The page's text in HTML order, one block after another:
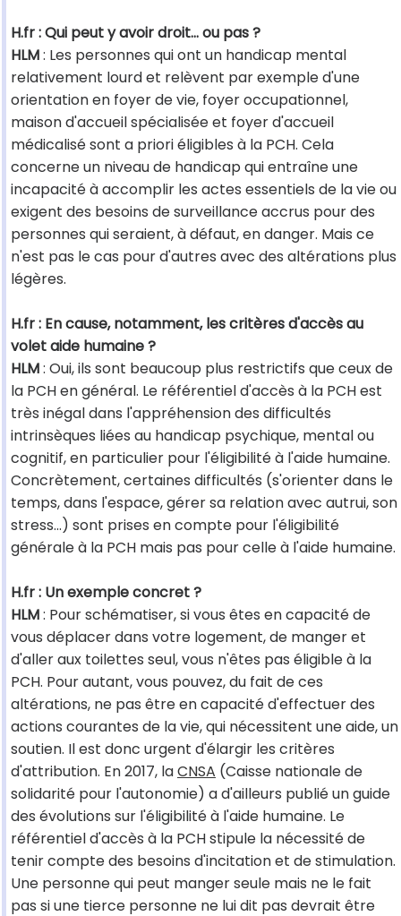
H.fr : Qui peut y avoir droit… ou pas ?
HLM: Les personnes qui ont un handicap mental
relativement lourd et relèvent par exemple d'une
orientation en foyer de vie, foyer occupationnel,
maison d'accueil spécialisée et foyer d'accueil
médicalisé sont a priori éligibles à la PCH. Cela
concerne un niveau de handicap qui entraîne une
incapacité à accomplir les actes essentiels de la vie ou
exigent des besoins de surveillance accrus pour des
personnes qui seraient, à défaut, en danger. Mais ce
n'est pas le cas pour d'autres avec des altérations plus
légères.
H.fr : En cause, notamment, les critères d'accès au
volet aide humaine ?
HLM: Oui, ils sont beaucoup plus restrictifs que ceux de
la PCH en général. Le référentiel d'accès à la PCH est
très inégal dans l'appréhension des difficultés
intrinsèques liées au handicap psychique, mental ou
cognitif, en particulier pour l'éligibilité à l'aide humaine.
Concrètement, certaines difficultés (s'orienter dans le
temps, dans l'espace, gérer sa relation avec autrui, son
stress...) sont prises en compte pour l'éligibilité
générale à la PCH mais pas pour celle à l'aide humaine.
H.fr : Un exemple concret ?
HLM: Pour schématiser, si vous êtes en capacité de
vous déplacer dans votre logement, de manger et
d'aller aux toilettes seul, vous n'êtes pas éligible à la
PCH. Pour autant, vous pouvez, du fait de ces
altérations, ne pas être en capacité d'effectuer des
actions courantes de la vie, qui nécessitent une aide, un
soutien. Il est donc urgent d'élargir les critères
d'attribution. En 2017, laCNSA (Caisse nationale de
solidarité pour l'autonomie) a d'ailleurs publié un guide
des évolutions sur l'éligibilité à l'aide humaine. Le
référentiel d'accès à la PCH stipule la nécessité de
tenir compte des besoins d'incitation et de stimulation.
Une personne qui peut manger seule mais ne le fait
pas si une tierce personne ne lui dit pas devrait être